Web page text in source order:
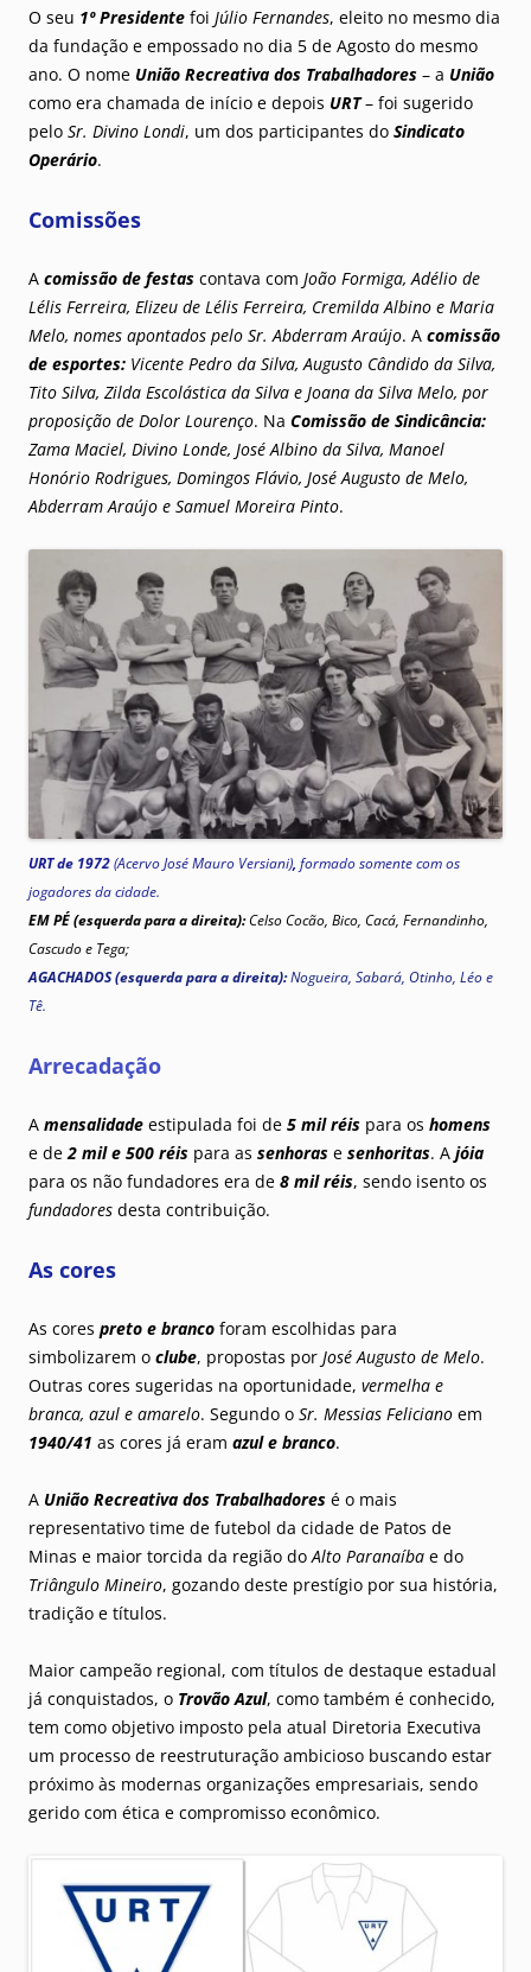
O seu 1º Presidente foi Júlio Fernandes, eleito no mesmo dia
da fundação e empossado no dia 5 de Agosto do mesmo
ano. O nome União Recreativa dos Trabalhadores – a União
como era chamada de início e depois URT– foi sugerido
pelo Sr. Divino Londi, um dos participantes do Sindicato
Operário.
Comissões
A comissão de festas contava com João Formiga, Adélio de
Lélis Ferreira, Elizeu de Lélis Ferreira, Cremilda Albino e Maria
Melo, nomes apontados pelo Sr. Abderram Araújo. A comissão
de esportes: Vicente Pedro da Silva, Augusto Cândido da Silva,
Tito Silva, Zilda Escolástica da Silva e Joana da Silva Melo, por
proposição de Dolor Lourenço. Na Comissão de Sindicância:
Zama Maciel, Divino Londe, José Albino da Silva, Manoel
Honório Rodrigues, Domingos Flávio, José Augusto de Melo,
Abderram Araújo e Samuel Moreira Pinto.
URT de 1972(Acervo José Mauro Versiani), formado somente com os
jogadores da cidade.
EM PÉ (esquerda para a direita):Celso Cocão, Bico, Cacá, Fernandinho,
Cascudo e Tega;
AGACHADOS (esquerda para a direita):Nogueira, Sabará, Otinho, Léo e
Tê.
Arrecadação
A mensalidade estipulada foi de 5 mil réis para os homens
e de2 mil e 500 réis para as senhoras e senhoritas. A jóia
para os não fundadores era de 8 mil réis, sendo isento os
fundadores desta contribuição.
As cores
As cores preto e branco foram escolhidas para
simbolizarem o clube, propostas por José Augusto de Melo.
Outras cores sugeridas na oportunidade, vermelha e
branca, azul e amarelo. Segundo o Sr. Messias Feliciano em
1940/41 as cores já eram azul e branco.
A União Recreativa dos Trabalhadores é o mais
representativo time de futebol da cidade de Patos de
Minas e maior torcida da região doAlto Paranaíba e do
Triângulo Mineiro, gozando deste prestígio por sua história,
tradição e títulos.
Maior campeão regional, com títulos de destaque estadual
já conquistados, o Trovão Azul, como também é conhecido,
tem como objetivo imposto pela atual Diretoria Executiva
um processo de reestruturação ambicioso buscando estar
próximo às modernas organizações empresariais, sendo
gerido com ética e compromisso econômico.